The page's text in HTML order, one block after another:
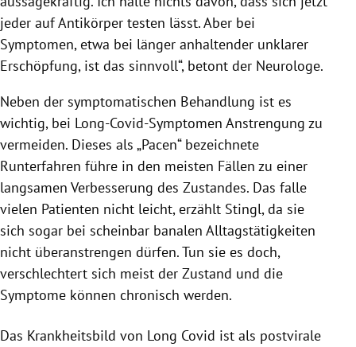
jeder auf Antikörper testen lässt. Aber bei
Symptomen, etwa bei länger anhaltender unklarer
Erschöpfung, ist das sinnvoll“, betont der Neurologe.
Neben der symptomatischen Behandlung ist es
wichtig, bei Long-Covid-Symptomen Anstrengung zu
vermeiden. Dieses als „Pacen“ bezeichnete
Runterfahren führe in den meisten Fällen zu einer
langsamen Verbesserung des Zustandes. Das falle
vielen Patienten nicht leicht, erzählt Stingl, da sie
sich sogar bei scheinbar banalen Alltagstätigkeiten
nicht überanstrengen dürfen. Tun sie es doch,
verschlechtert sich meist der Zustand und die
Symptome können chronisch werden.
Das Krankheitsbild von Long Covid ist als postvirale